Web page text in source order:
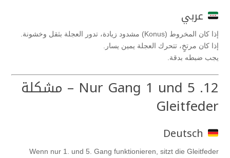
عربي
إذا كان المخروط (Konus) مشدود زيادة، تدور العجلة بثقل وخشونة.
إذا كان مرتخٍ، تتحرك العجلة يمين يسار.
يجب ضبطه بدقة.
12. Nur Gang 1 und 5 – مشكلة
Gleitfeder
Wenn nur 1. und 5. Gang funktionieren, sitzt die Gleitfeder